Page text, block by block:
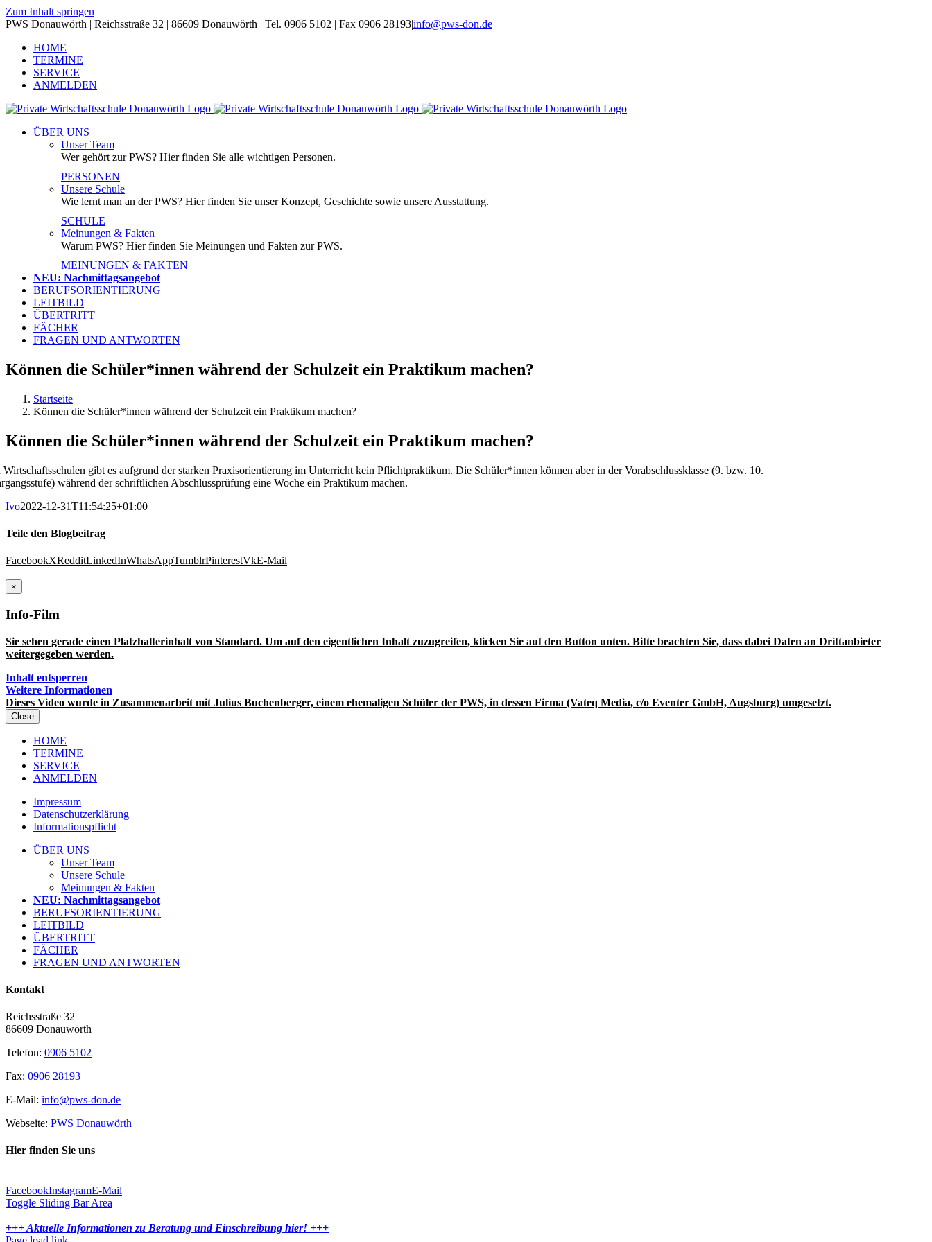
Zum Inhalt springen
PWS Donauwörth | Reichsstraße 32 | 86609 Donauwörth | Tel. 0906 5102 | Fax 0906 28193|info@pws-don.de
HOME
TERMINE
SERVICE
ANMELDEN
ÜBER UNS
Unser Team
Wer gehört zur PWS? Hier finden Sie alle wichtigen Personen.
PERSONEN
Unsere Schule
Wie lernt man an der PWS? Hier finden Sie unser Konzept, Geschichte sowie unsere Ausstattung.
SCHULE
Meinungen & Fakten
Warum PWS? Hier finden Sie Meinungen und Fakten zur PWS.
MEINUNGEN & FAKTEN
NEU: Nachmittagsangebot
BERUFSORIENTIERUNG
LEITBILD
ÜBERTRITT
FÄCHER
FRAGEN UND ANTWORTEN
Können die Schüler*innen während der Schulzeit ein Praktikum machen?
Startseite
Können die Schüler*innen während der Schulzeit ein Praktikum machen?
Können die Schüler*innen während der Schulzeit ein Praktikum machen?
Wirtschaftsschulen gibt es aufgrund der starken Praxisorientierung im Unterricht kein Pflichtpraktikum. Die Schüler*innen können aber in der Vorabschlussklasse (9. bzw. 10.
während der schriftlichen Abschlussprüfung eine Woche ein Praktikum machen.
Ivo2022-12-31T11:54:25+01:00
Teile den Blogbeitrag
FacebookXRedditLinkedInWhatsAppTumblrPinterestVkE-Mail
×
Info-Film
Sie sehen gerade einen Platzhalterinhalt von Standard. Um auf den eigentlichen Inhalt zuzugreifen, klicken Sie auf den Button unten. Bitte beachten Sie, dass dabei Daten an Drittanbieter
weitergegeben werden.
Inhalt entsperren
Weitere Informationen
Dieses Video wurde in Zusammenarbeit mit Julius Buchenberger, einem ehemaligen Schüler der PWS, in dessen Firma (Vateq Media, c/o Eventer GmbH, Augsburg) umgesetzt.
Close
HOME
TERMINE
SERVICE
ANMELDEN
Impressum
Datenschutzerklärung
Informationspflicht
ÜBER UNS
Unser Team
Unsere Schule
Meinungen & Fakten
NEU: Nachmittagsangebot
BERUFSORIENTIERUNG
LEITBILD
ÜBERTRITT
FÄCHER
FRAGEN UND ANTWORTEN
Kontakt
Reichsstraße 32
86609 Donauwörth
Telefon: 0906 5102
Fax: 0906 28193
E-Mail: info@pws-don.de
Webseite: PWS Donauwörth
Hier finden Sie uns
FacebookInstagramE-Mail
Toggle Sliding Bar Area
+++ Aktuelle Informationen zu Beratung und Einschreibung hier! +++